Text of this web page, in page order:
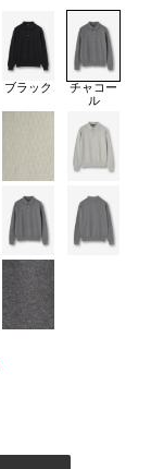
ブラック チャコー
ル